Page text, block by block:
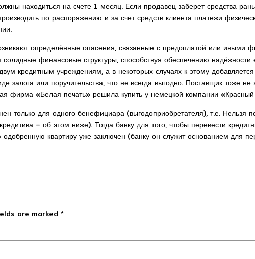
находиться на счете 1 месяц. Если продавец заберет средства
по распоряжению и за счет средств клиента платежи
определённые опасения, связанные с предоплатой или
финансовые структуры, способствуя обеспечению
кредитным учреждениям, а в некоторых случаях к этому
залога или поручительства, что не всегда выгодно. Поставщик тоже
фирма «Белая печать» решила купить у немецкой компании
только для одного бенефициара (выгодоприобретателя), т.е. Нельзя
– об этом ниже). Тогда банку для того, чтобы перевести
квартиру уже заключен (банку он служит основанием для
are marked *